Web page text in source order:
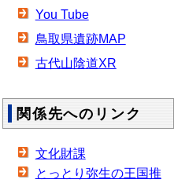
You Tube
鳥取県遺跡MAP
古代山陰道XR
関係先へのリンク
文化財課
とっとり弥生の王国推